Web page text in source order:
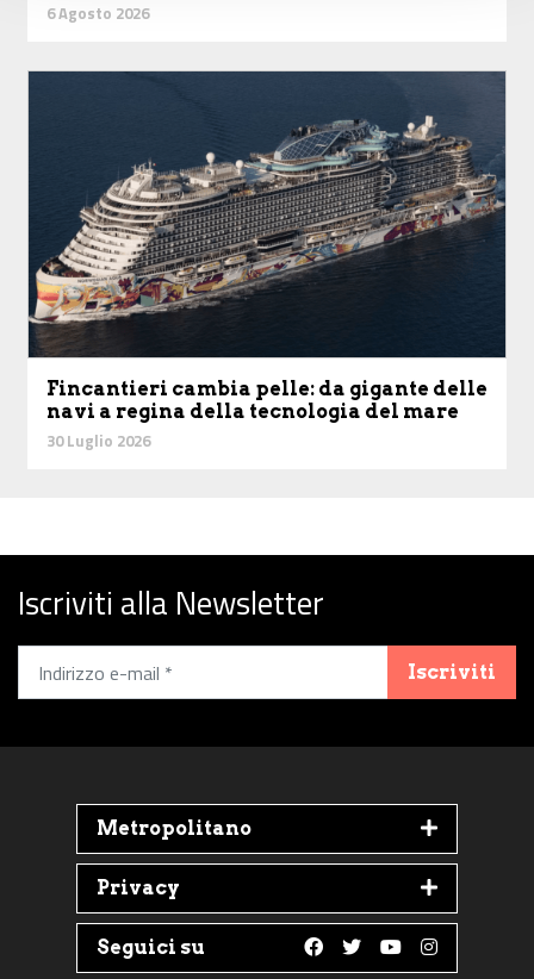
6 Agosto 2026
Fincantieri cambia pelle: da gigante delle
navi a regina della tecnologia del mare
30 Luglio 2026
Iscriviti alla Newsletter
Iscriviti
Metropolitano
Privacy
Seguici su